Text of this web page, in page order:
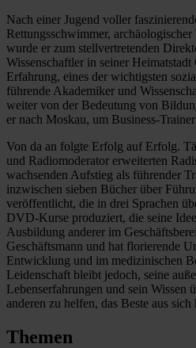
Nach einer Jugend voller
Rettungsschwimmer,
wurde er zum stellvertretenden
Wissenschaftler in seiner Heimatstadt
Erfahrung, eines der wichtigsten
führende Akademiker und
weiter von der Bedeutung von
er nach Moskau, um Business-
Von da an folgte Erfolg auf Erfolg.
und Radiomoderator erweiterten
wachsenden Aufstieg als führender
inzwischen sieben Bücher über
veröffentlicht, die in drei Sprachen
DVD-Kurse produziert, die seine
Ausbildung anderer im
Geschäftsmann und hat florierende
Entwicklung und im medizinischen
Leidenschaft bleibt jedoch, seine
Lebenserfahrungen und sein Wissen
anderen zu helfen, das Beste aus sich
Themen